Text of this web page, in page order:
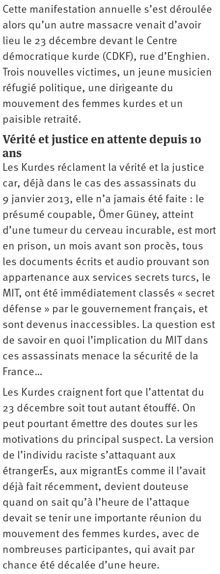
Cette manifestation annuelle s’est déroulée
alors qu’un autre massacre venait d’avoir
lieu le 23 décembre devant le Centre
démocratique kurde (CDKF), rue d’Enghien.
Trois nouvelles victimes, un jeune musicien
réfugié politique, une dirigeante du
mouvement des femmes kurdes et un
paisible retraité.
Vérité et justice en attente depuis 10
ans
Les Kurdes réclament la vérité et la justice
car, déjà dans le cas des assassinats du
9 janvier 2013, elle n’a jamais été faite : le
présumé coupable, Ömer Güney, atteint
d’une tumeur du cerveau incurable, est mort
en prison, un mois avant son procès, tous
les documents écrits et audio prouvant son
appartenance aux services secrets turcs, le
MIT, ont été immédiatement classés « secret
défense » par le gouvernement français, et
sont devenus inaccessibles. La question est
de savoir en quoi l’implication du MIT dans
ces assassinats menace la sécurité de la
France…
Les Kurdes craignent fort que l’attentat du
23 décembre soit tout autant étouffé. On
peut pourtant émettre des doutes sur les
motivations du principal suspect. La version
de l’individu raciste s’attaquant aux
étrangerEs, aux migrantEs comme il l’avait
déjà fait récemment, devient douteuse
quand on sait qu’à l’heure de l’attaque
devait se tenir une importante réunion du
mouvement des femmes kurdes, avec de
nombreuses participantes, qui avait par
chance été décalée d’une heure.